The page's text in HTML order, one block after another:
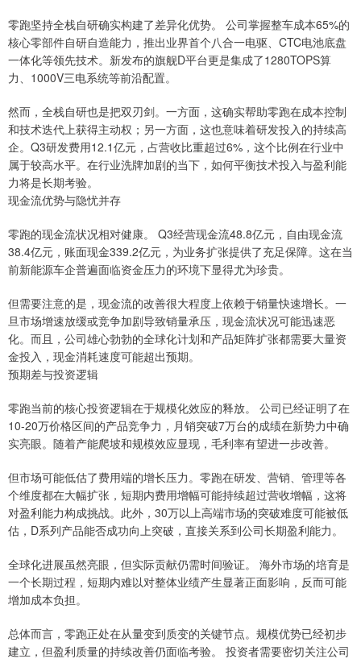
零跑坚持全栈自研确实构建了差异化优势。 公司掌握整车成本65%的
核心零部件自研自造能力，推出业界首个八合一电驱、CTC电池底盘
一体化等领先技术。新发布的旗舰D平台更是集成了1280TOPS算
力、1000V三电系统等前沿配置。
然而，全栈自研也是把双刃剑。一方面，这确实帮助零跑在成本控制
和技术迭代上获得主动权；另一方面，这也意味着研发投入的持续高
企。Q3研发费用12.1亿元，占营收比重超过6%，这个比例在行业中
属于较高水平。在行业洗牌加剧的当下，如何平衡技术投入与盈利能
力将是长期考验。
现金流优势与隐忧并存
零跑的现金流状况相对健康。 Q3经营现金流48.8亿元，自由现金流
38.4亿元，账面现金339.2亿元，为业务扩张提供了充足保障。这在当
前新能源车企普遍面临资金压力的环境下显得尤为珍贵。
但需要注意的是，现金流的改善很大程度上依赖于销量快速增长。一
旦市场增速放缓或竞争加剧导致销量承压，现金流状况可能迅速恶
化。而且，公司雄心勃勃的全球化计划和产品矩阵扩张都需要大量资
金投入，现金消耗速度可能超出预期。
预期差与投资逻辑
零跑当前的核心投资逻辑在于规模化效应的释放。 公司已经证明了在
10-20万价格区间的产品竞争力，月销突破7万台的成绩在新势力中确
实亮眼。随着产能爬坡和规模效应显现，毛利率有望进一步改善。
但市场可能低估了费用端的增长压力。零跑在研发、营销、管理等各
个维度都在大幅扩张，短期内费用增幅可能持续超过营收增幅，这将
对盈利能力构成挑战。此外，30万以上高端市场的突破难度可能被低
估，D系列产品能否成功向上突破，直接关系到公司长期盈利能力。
全球化进展虽然亮眼，但实际贡献仍需时间验证。 海外市场的培育是
一个长期过程，短期内难以对整体业绩产生显著正面影响，反而可能
增加成本负担。
总体而言，零跑正处在从量变到质变的关键节点。规模优势已经初步
建立，但盈利质量的持续改善仍面临考验。 投资者需要密切关注公司